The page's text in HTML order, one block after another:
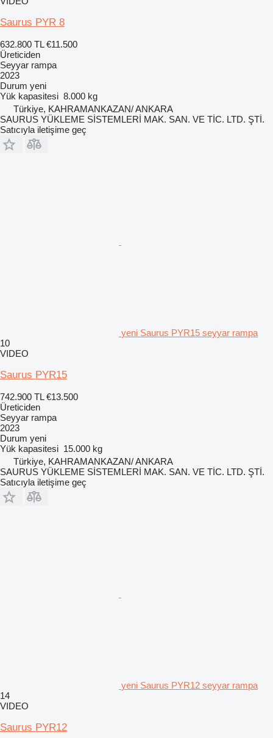
Saurus PYR 8
632.800 TL €11.500
Üreticiden
Seyyar rampa
2023
Durum yeni
Yük kapasitesi 8.000 kg
Türkiye, KAHRAMANKAZAN/ ANKARA
SAURUS YÜKLEME SİSTEMLERİ MAK. SAN. VE TİC. LTD. ŞTİ.
Satıcıyla iletişime geç
yeni Saurus PYR15 seyyar rampa
10
VIDEO
Saurus PYR15
742.900 TL €13.500
Üreticiden
Seyyar rampa
2023
Durum yeni
Yük kapasitesi 15.000 kg
Türkiye, KAHRAMANKAZAN/ ANKARA
SAURUS YÜKLEME SİSTEMLERİ MAK. SAN. VE TİC. LTD. ŞTİ.
Satıcıyla iletişime geç
yeni Saurus PYR12 seyyar rampa
14
VIDEO
Saurus PYR12